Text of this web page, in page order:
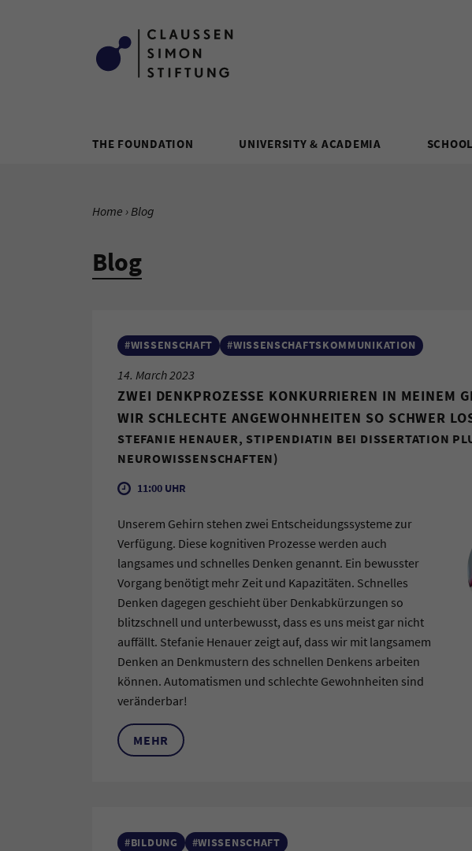
THE FOUNDATION UNIVERSITY & ACADEMIA
YOU ARE HERE:
Home Current Page:
Blog
Blog
#WISSENSCHAFT #WISSENSCHAFTSKOMMUNIKATION
14. March 2023
ZWEI DENKPROZESSE KONKURRIEREN IN MEINEM
WIR SCHLECHTE ANGEWOHNHEITEN SO SCHWER
STEFANIE HENAUER, STIPENDIATIN BEI DISSERTATION
NEUROWISSENSCHAFTEN)
11:00 UHR
Unserem Gehirn stehen zwei Entscheidungssysteme zur
Verfügung. Diese kognitiven Prozesse werden auch
langsames und schnelles Denken genannt. Ein bewusster
Vorgang benötigt mehr Zeit und Kapazitäten. Schnelles
Denken dagegen geschieht über Denkabkürzungen so
blitzschnell und unterbewusst, dass es uns meist gar nicht
auffällt. Stefanie Henauer zeigt auf, dass wir mit langsamem
Denken an Denkmustern des schnellen Denkens arbeiten
können. Automatismen und schlechte Gewohnheiten sind
veränderbar!
MEHR
#BILDUNG #WISSENSCHAFT